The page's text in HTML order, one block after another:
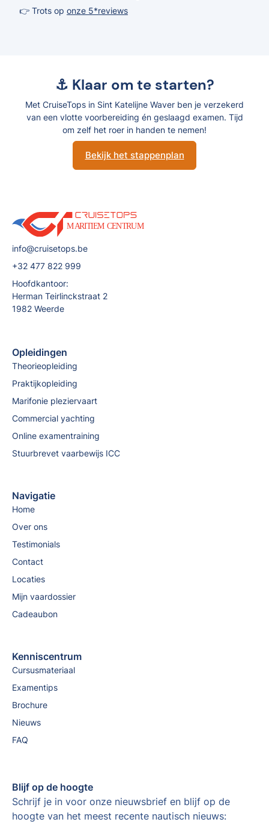
👉 Trots op onze 5*reviews
⚓ Klaar om te starten?
Met CruiseTops in Sint Katelijne Waver ben je verzekerd
van een vlotte voorbereiding én geslaagd examen. Tijd
om zelf het roer in handen te nemen!
Bekijk het stappenplan
info@cruisetops.be
+32 477 822 999
Hoofdkantoor:
Herman Teirlinckstraat 2
1982 Weerde
Opleidingen
Theorieopleiding
Praktijkopleiding
Marifonie pleziervaart
Commercial yachting
Online examentraining
Stuurbrevet vaarbewijs ICC
Navigatie
Home
Over ons
Testimonials
Contact
Locaties
Mijn vaardossier
Cadeaubon
Kenniscentrum
Cursusmateriaal
Examentips
Brochure
Nieuws
FAQ
Blijf op de hoogte
Schrijf je in voor onze nieuwsbrief en blijf op de
hoogte van het meest recente nautisch nieuws: